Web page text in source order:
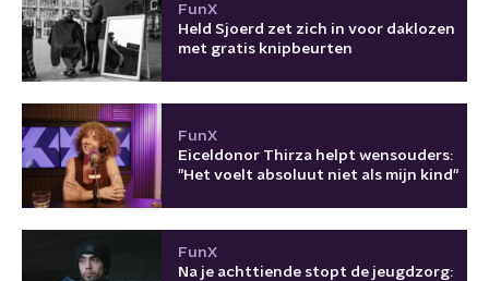
FunX
Held Sjoerd zet zich in voor daklozen
met gratis knipbeurten
FunX
Eiceldonor Thirza helpt wensouders:
"Het voelt absoluut niet als mijn kind"
FunX
Na je achttiende stopt de jeugdzorg: